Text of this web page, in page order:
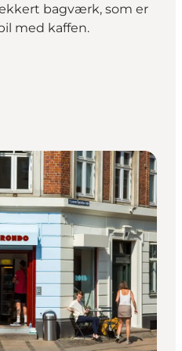
bagværk, som er
med kaffen.